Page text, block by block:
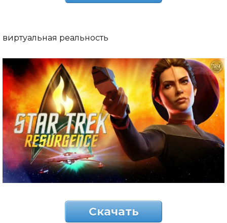
виртуальная реальность
Скачать